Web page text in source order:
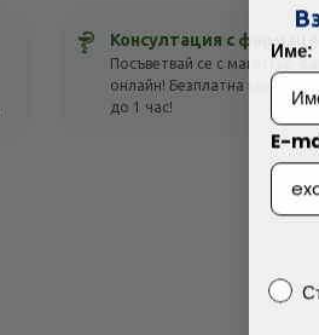
Консултация с
Посъветвай се с магистър-
онлайн! Безплатна
до 1 час!
Просто
Име:
E-